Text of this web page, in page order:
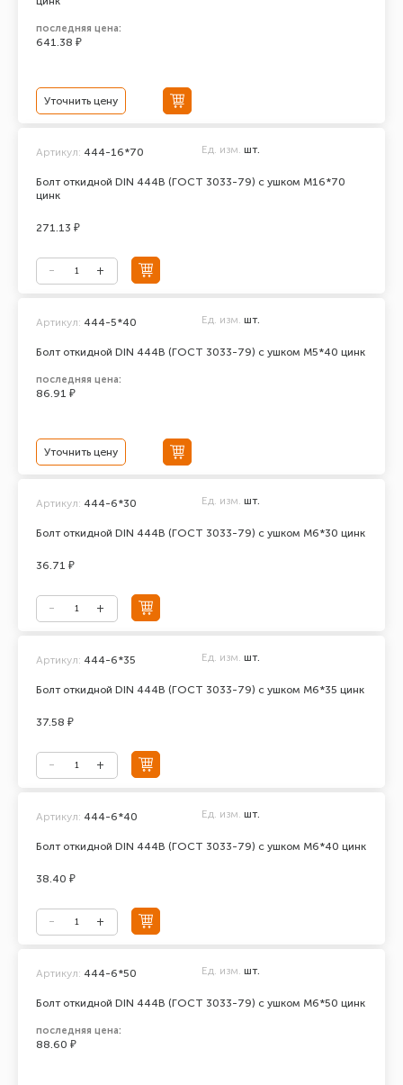
последняя цена:
641.38 ₽
Уточнить цену
Болт откидной DIN 444В (ГОСТ 3033-79) с ушком М16*70
цинк
Артикул: 444-16*70 Ед. изм. шт.
271.13 ₽
Болт откидной DIN 444В (ГОСТ 3033-79) с ушком М5*40 цинк
Артикул: 444-5*40 Ед. изм. шт.
последняя цена:
86.91 ₽
Уточнить цену
Болт откидной DIN 444В (ГОСТ 3033-79) с ушком М6*30 цинк
Артикул: 444-6*30 Ед. изм. шт.
36.71 ₽
Болт откидной DIN 444В (ГОСТ 3033-79) с ушком М6*35 цинк
Артикул: 444-6*35 Ед. изм. шт.
37.58 ₽
Болт откидной DIN 444В (ГОСТ 3033-79) с ушком М6*40 цинк
Артикул: 444-6*40 Ед. изм. шт.
38.40 ₽
Болт откидной DIN 444В (ГОСТ 3033-79) с ушком М6*50 цинк
Артикул: 444-6*50 Ед. изм. шт.
последняя цена:
88.60 ₽